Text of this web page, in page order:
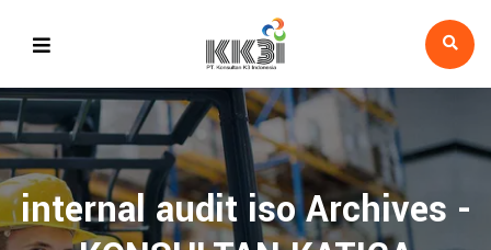
internal audit iso Archives -